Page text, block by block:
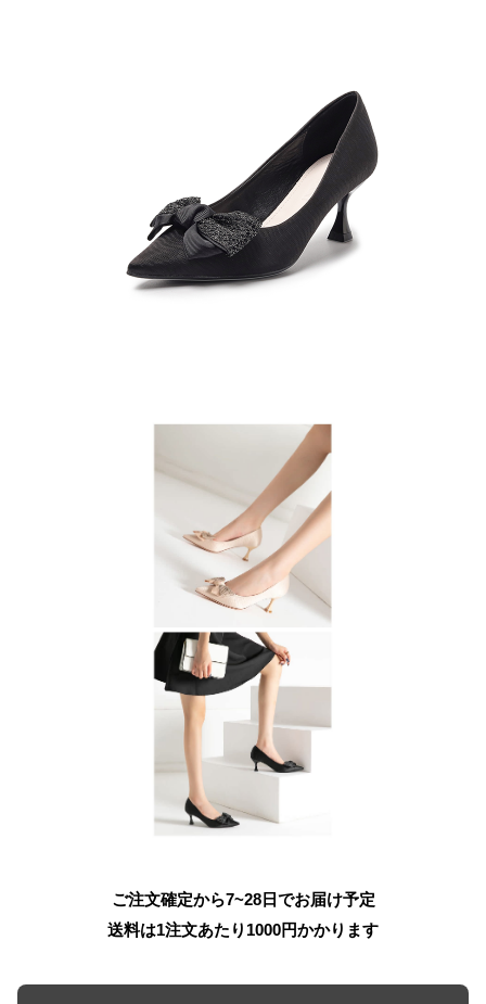
ご注文確定から7~28日でお届け予定
送料は1注文あたり 1000円かかります